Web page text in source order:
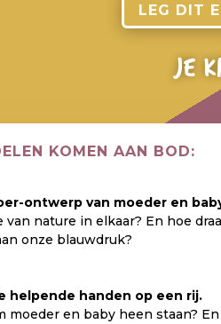
LEG DIT
JE
KOMEN AAN BOD:
ontwerp van moeder en
van nature in elkaar? En hoe
onze blauwdruk?
helpende handen op een rij.
moeder en baby heen staan?